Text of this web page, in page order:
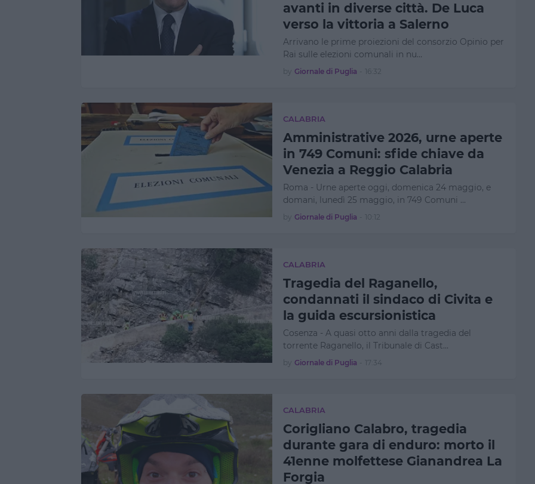
avanti in diverse città. De Luca
verso la vittoria a Salerno
Arrivano le prime proiezioni del consorzio Opinio per
Rai sulle elezioni comunali in nu…
by Giornale di Puglia 16:32
CALABRIA
Amministrative 2026, urne aperte
in 749 Comuni: sfide chiave da
Venezia a Reggio Calabria
Roma - Urne aperte oggi, domenica 24 maggio, e
domani, lunedì 25 maggio, in 749 Comuni …
by Giornale di Puglia 10:12
CALABRIA
Tragedia del Raganello,
condannati il sindaco di Civita e
la guida escursionistica
Cosenza - A quasi otto anni dalla tragedia del
torrente Raganello, il Tribunale di Cast…
by Giornale di Puglia 17:34
CALABRIA
Corigliano Calabro, tragedia
durante gara di enduro: morto il
41enne molfettese Gianandrea La
Forgia